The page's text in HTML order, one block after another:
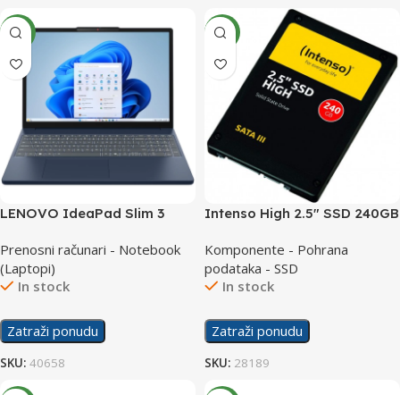
NEW
LENOVO IdeaPad Slim 3
83K700BUSCW
Prenosni računari - Notebook
(Laptopi)
In stock
Zatraži ponudu
SKU: 40658
NEW
Intenso High 2.5″ SSD 240GB
Komponente - Pohrana
podataka - SSD
In stock
Zatraži ponudu
SKU: 28189